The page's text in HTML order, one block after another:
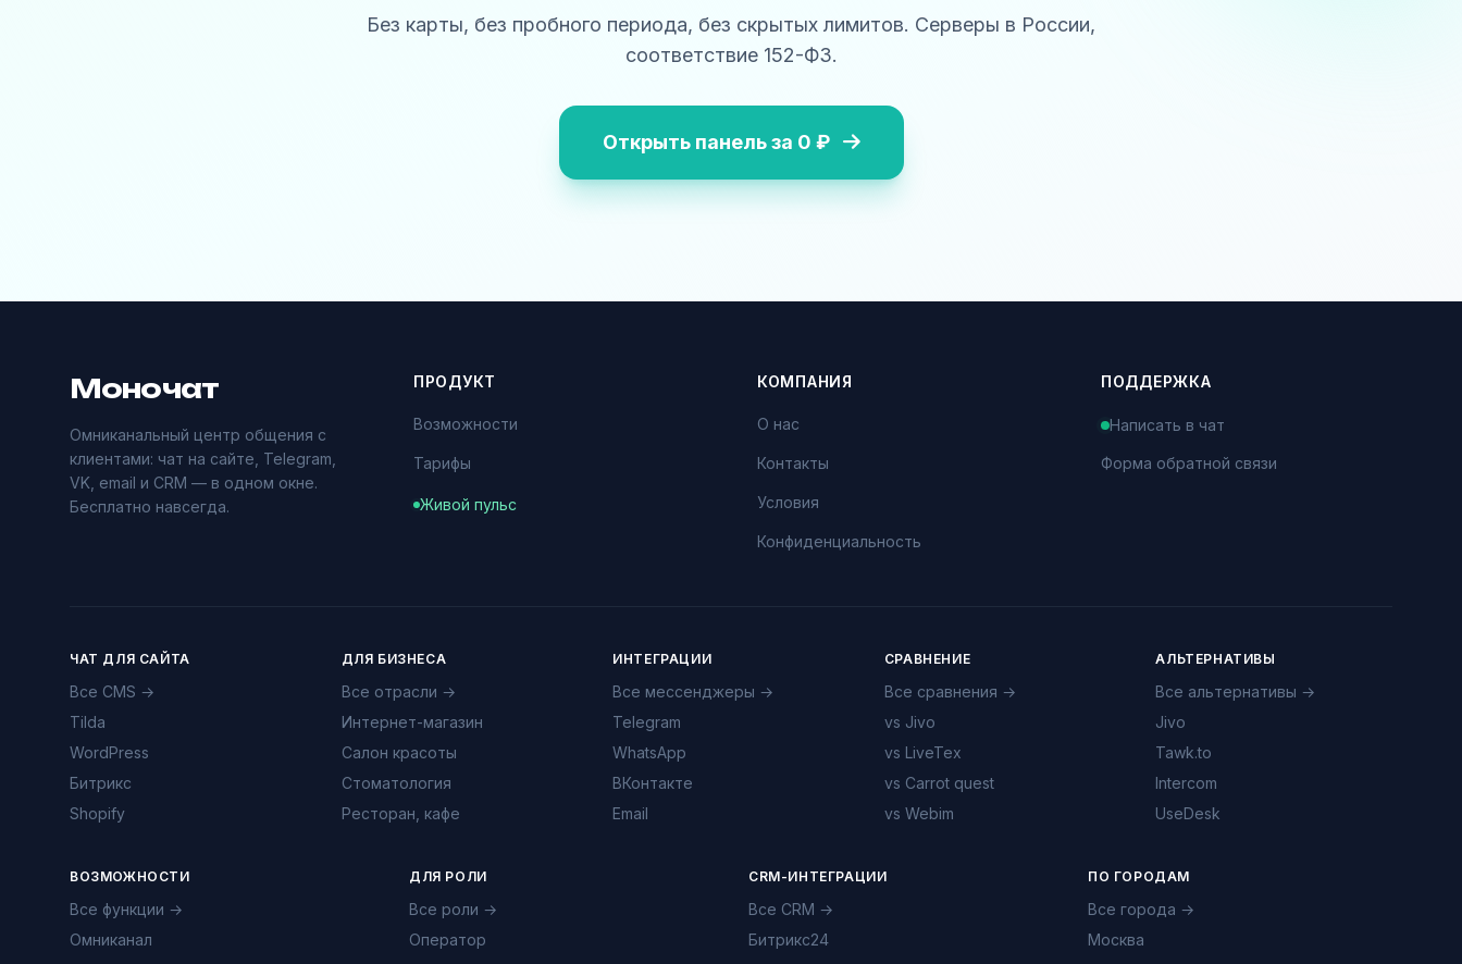
Без карты, без пробного периода, без скрытых лимитов. Серверы в России,
соответствие 152-ФЗ.
Открыть панель за 0 ₽
Моночат
Омниканальный центр общения с
клиентами: чат на сайте, Telegram,
VK, email и CRM — в одном окне.
Бесплатно навсегда.
ПРОДУКТ
Возможности
Тарифы
Живой пульс
КОМПАНИЯ
О нас
Контакты
Условия
Конфиденциальность
ПОДДЕРЖКА
Написать в чат
Форма обратной связи
ЧАТ ДЛЯ САЙТА
Все CMS →
Tilda
WordPress
Битрикс
Shopify
ДЛЯ БИЗНЕСА
Все отрасли →
Интернет-магазин
Салон красоты
Стоматология
Ресторан, кафе
ИНТЕГРАЦИИ
Все мессенджеры →
Telegram
WhatsApp
ВКонтакте
Email
СРАВНЕНИЕ
Все сравнения →
vs Jivo
vs LiveTex
vs Carrot quest
vs Webim
АЛЬТЕРНАТИВЫ
Все альтернативы →
Jivo
Tawk.to
Intercom
UseDesk
ВОЗМОЖНОСТИ
Все функции →
Омниканал
ДЛЯ РОЛИ
Все роли →
Оператор
CRM-ИНТЕГРАЦИИ
Все CRM →
Битрикс24
ПО ГОРОДАМ
Все города →
Москва